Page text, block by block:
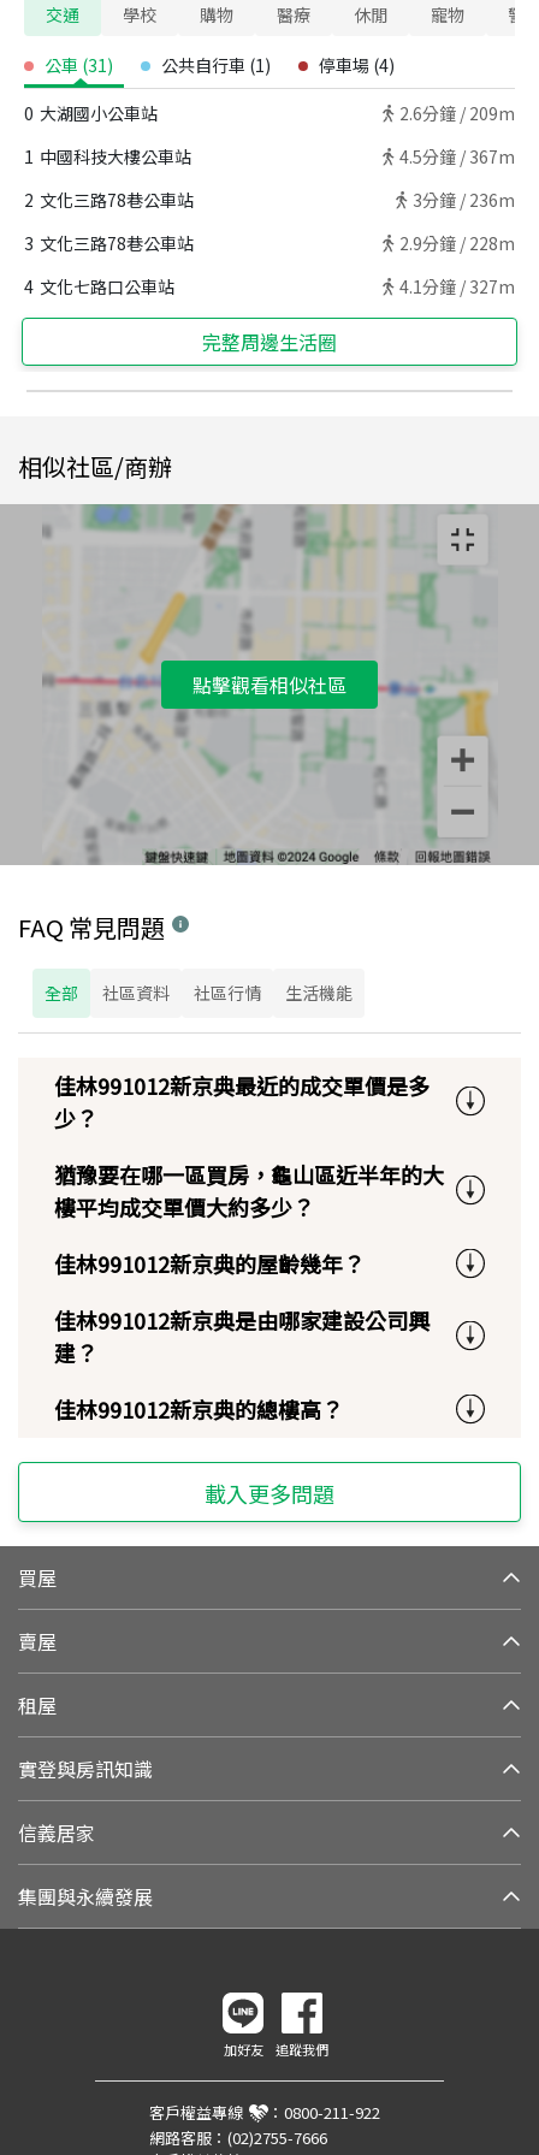
交通 學校 購物 醫療 休閒 寵物 警
公車 (31) 公共自行車 (1) 停車場 (4)
0 大湖國小公車站 2.6分鐘 / 209m
1 中國科技大樓公車站 4.5分鐘 / 367m
2 文化三路78巷公車站 3分鐘 / 236m
3 文化三路78巷公車站 2.9分鐘 / 228m
4 文化七路口公車站 4.1分鐘 / 327m
完整周邊生活圈
相似社區/商辦
點擊觀看相似社區
FAQ 常見問題
全部 社區資料 社區行情 生活機能
佳林991012新京典最近的成交單價是多
少？
猶豫要在哪一區買房，龜山區近半年的大
樓平均成交單價大約多少？
佳林991012新京典的屋齡幾年？
佳林991012新京典是由哪家建設公司興
建？
佳林991012新京典的總樓高？
載入更多問題
買屋
賣屋
租屋
實登與房訊知識
信義居家
集團與永續發展
加好友 追蹤我們
客戶權益專線 ： 0800-211-922
網路客服： (02)2755-7666